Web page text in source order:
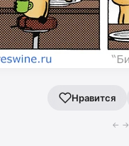
Нравится
← →